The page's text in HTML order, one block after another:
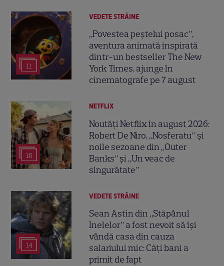
11
VEDETE STRĂINE
„Povestea peștelui posac”,
aventura animată inspirată
dintr-un bestseller The New
York Times, ajunge în
cinematografe pe 7 august
16
NETFLIX
Noutăți Netflix în august 2026:
Robert De Niro, „Nosferatu” și
noile sezoane din „Outer
Banks” și „Un veac de
singurătate”
14
VEDETE STRĂINE
Sean Astin din „Stăpânul
Inelelor” a fost nevoit să își
vândă casa din cauza
salariului mic: Câți bani a
primit de fapt